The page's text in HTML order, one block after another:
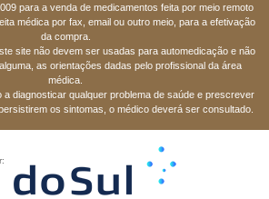
para a venda de medicamentos feita por meio remoto
médica por fax, email ou outro meio, para a efetivação
da compra.
site não devem ser usadas para automedicação e não
as orientações dadas pelo profissional da área
médica.
a diagnosticar qualquer problema de saúde e prescrever
os sintomas, o médico deverá ser consultado.